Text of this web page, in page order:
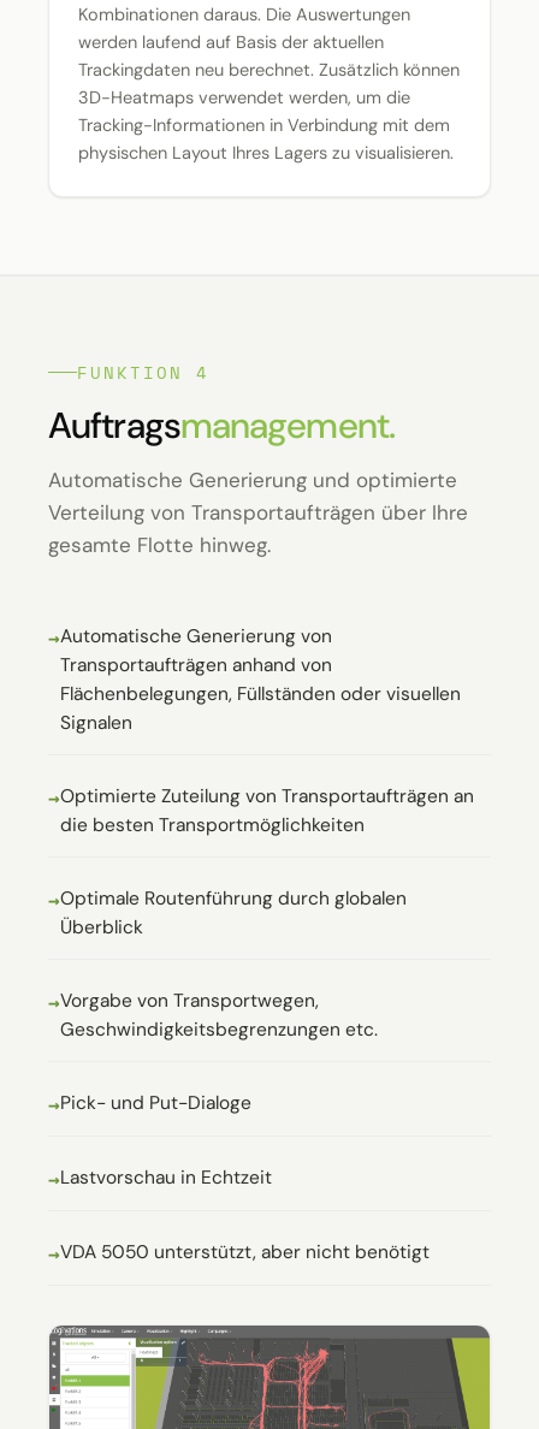
Kombinationen daraus. Die Auswertungen
werden laufend auf Basis der aktuellen
Trackingdaten neu berechnet. Zusätzlich können
3D-Heatmaps verwendet werden, um die
Tracking-Informationen in Verbindung mit dem
physischen Layout Ihres Lagers zu visualisieren.
FUNKTION 4
Auftragsmanagement.
Automatische Generierung und optimierte
Verteilung von Transportaufträgen über Ihre
gesamte Flotte hinweg.
Automatische Generierung von
Transportaufträgen anhand von
Flächenbelegungen, Füllständen oder visuellen
Signalen
Optimierte Zuteilung von Transportaufträgen an
die besten Transportmöglichkeiten
Optimale Routenführung durch globalen
Überblick
Vorgabe von Transportwegen,
Geschwindigkeitsbegrenzungen etc.
Pick- und Put-Dialoge
Lastvorschau in Echtzeit
VDA 5050 unterstützt, aber nicht benötigt